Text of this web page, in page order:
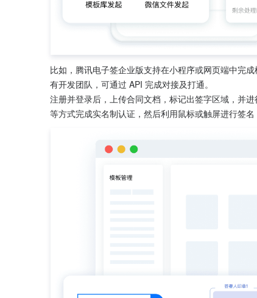
比如，腾讯电子签企业版支持在小程序或网⻚端中完
有开发团队，可通过 API 完成对接及打通。
注册并登录后，上传合同文档，标记出签字区域，并
等方式完成实名制认证，然后利用鼠标或触屏进行签